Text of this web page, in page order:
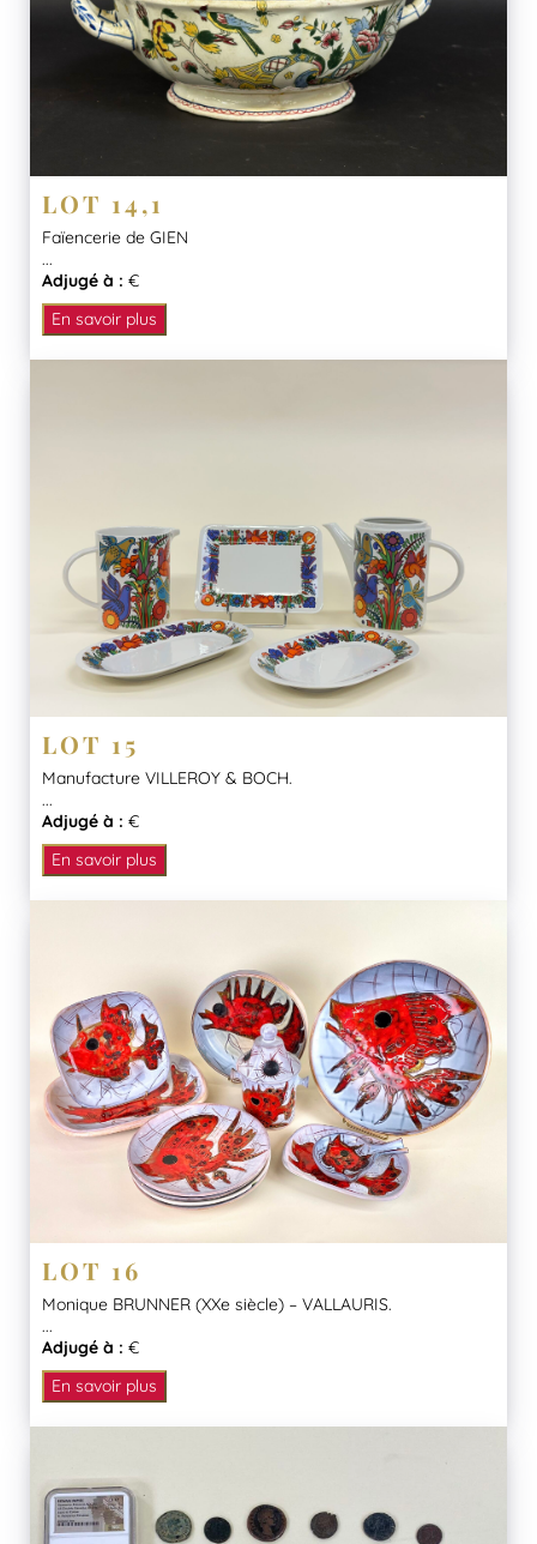
LOT 14,1
Faïencerie de GIEN
...
Adjugé à : €
En savoir plus
LOT 15
Manufacture VILLEROY & BOCH.
...
Adjugé à : €
En savoir plus
LOT 16
Monique BRUNNER (XXe siècle) – VALLAURIS.
...
Adjugé à : €
En savoir plus